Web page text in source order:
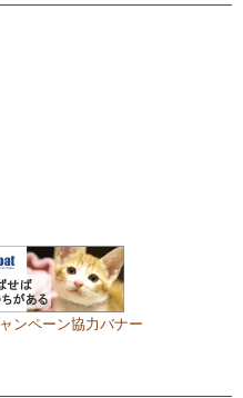
ンペーン協力バナー